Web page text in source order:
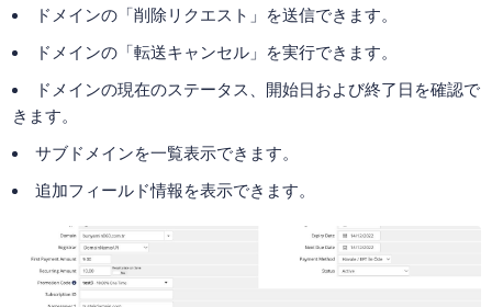
ドメインの「削除リクエスト」を送信できます。
ドメインの「転送キャンセル」を実行できます。
ドメインの現在のステータス、開始日および終了日を確認で
きます。
サブドメインを一覧表示できます。
追加フィールド情報を表示できます。